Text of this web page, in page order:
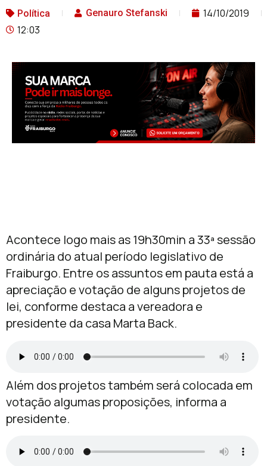
Política Genauro Stefanski
14/10/2019
12:03
Acontece logo mais as 19h30min a 33ª sessão
ordinária do atual período legislativo de
Fraiburgo. Entre os assuntos em pauta está a
apreciação e votação de alguns projetos de
lei, conforme destaca a vereadora e
presidente da casa Marta Back.
Além dos projetos também será colocada em
votação algumas proposições, informa a
presidente.